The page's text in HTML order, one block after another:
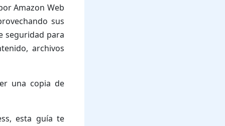
Amazon Web
sus
seguridad para
archivos
una copia de
esta guía te